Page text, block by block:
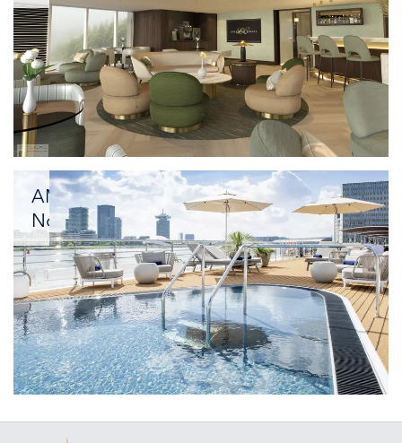
Luxus
und
Nachhaltigkeit
perfekt
vereint:
unser
Flaggschiff
AMADEUS
Nova
Elektrisierende
Aussichten:
Die
nächste
Generation
des